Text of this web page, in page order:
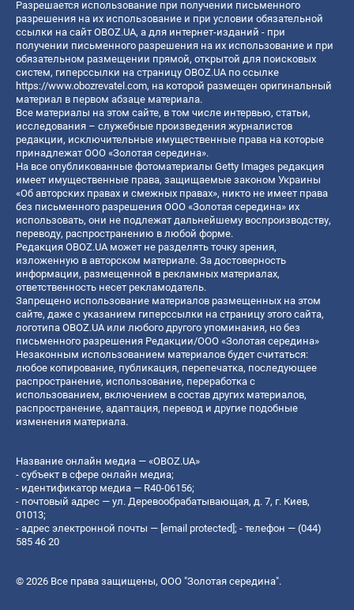
Разрешается использование при получении письменного
разрешения на их использование и при условии обязательной
ссылки на сайт OBOZ.UA, а для интернет-изданий - при
получении письменного разрешения на их использование и при
обязательном размещении прямой, открытой для поисковых
систем, гиперссылки на страницу OBOZ.UA по ссылке
https://www.obozrevatel.com, на которой размещен оригинальный
материал в первом абзаце материала.
Все материалы на этом сайте, в том числе интервью, статьи,
исследования – служебные произведения журналистов
редакции, исключительные имущественные права на которые
принадлежат ООО «Золотая середина».
На все опубликованные фотоматериалы Getty Images редакция
имеет имущественные права, защищаемые законом Украины
«Об авторских правах и смежных правах», никто не имеет права
без письменного разрешения ООО «Золотая середина» их
использовать, они не подлежат дальнейшему воспроизводству,
переводу, распространению в любой форме.
Редакция OBOZ.UA может не разделять точку зрения,
изложенную в авторском материале. За достоверность
информации, размещенной в рекламных материалах,
ответственность несет рекламодатель.
Запрещено использование материалов размещенных на этом
сайте, даже с указанием гиперссылки на страницу этого сайта,
логотипа OBOZ.UA или любого другого упоминания, но без
письменного разрешения Редакции/ООО «Золотая середина»
Незаконным использованием материалов будет считаться:
любое копирование, публикация, перепечатка, последующее
распространение, использование, переработка с
использованием, включением в состав других материалов,
распространение, адаптация, перевод и другие подобные
изменения материала.
Название онлайн медиа — «OBOZ.UA»
- субъект в сфере онлайн медиа;
- идентификатор медиа — R40-06156;
- почтовый адрес — ул. Деревообрабатывающая, д. 7, г. Киев,
01013;
- адрес электронной почты — [email protected]; - телефон — (044)
585 46 20
© 2026 Все права защищены, ООО "Золотая середина".